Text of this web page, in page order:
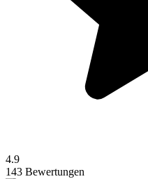
4.9
143 Bewertungen